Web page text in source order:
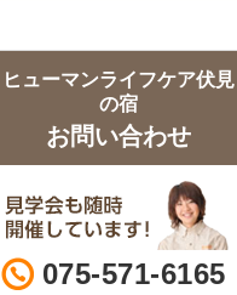
ヒューマンライフケア伏見
の宿
お問い合わせ
075-571-6165